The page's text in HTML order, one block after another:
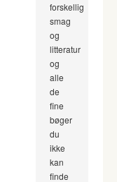
forskellig
smag
og
litteratur
og
alle
de
fine
bøger
du
ikke
kan
finde